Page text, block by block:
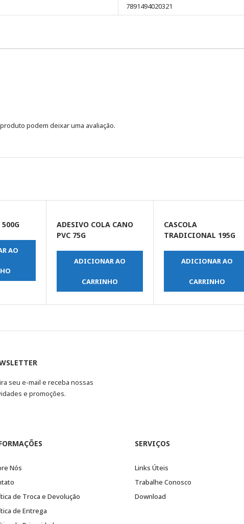
7891494020321
podem deixar uma avaliação.
500G
AO
ADESIVO COLA CANO
PVC 75G
ADICIONAR AO
CARRINHO
CASCOLA
TRADICIONAL 195G
ADICIONAR AO
CARRINHO
seu e-mail e receba nossas
e promoções.
Nós
de Troca e Devolução
de Entrega
SERVIÇOS
Links Úteis
Trabalhe Conosco
Download